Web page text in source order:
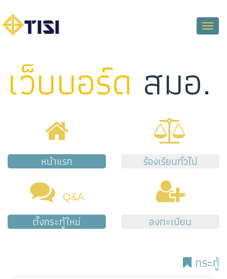
Toggle
เว็บบอร์ด สมอ.
หน้าแรก ร้องเรียนทั่วไป
Q&A
ตั้งกระทู้ใหม่ ลงทะเบียน
กระทู้